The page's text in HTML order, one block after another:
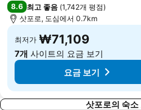
8.6 최고 좋음 (1,742개 평점)
삿포로, 도심에서 0.7km
최저가 ₩71,109
7개 사이트의 요금 보기
요금 보기
삿포로의 숙소